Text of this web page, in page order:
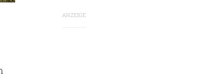
ANZEIGE